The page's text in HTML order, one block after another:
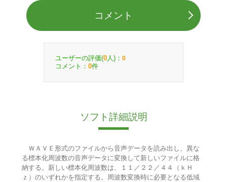
コメント
ユーザーの評価(0 人)： 0
コメント： 0件
ソフト詳細説明
ＷＡＶＥ形式のファイルから音声データを読み出し、異な
る標本化周波数の音声データに変換して新しいファイルに格
納する。新しい標本化周波数は、１１／２２／４４（ｋＨ
ｚ）のいずれかを指定する。周波数変換時に必要となる低域